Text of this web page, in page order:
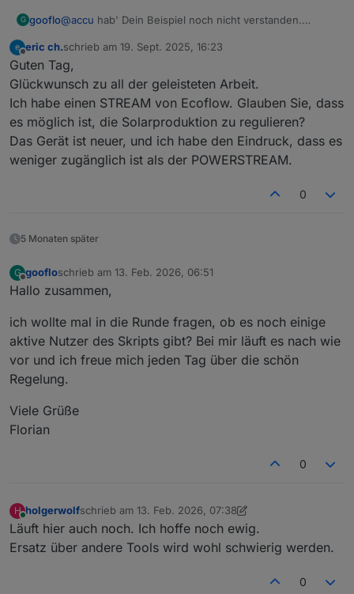
ersetzen oder korrekt zu subtrahieren.
Hausverbrauch (300 W Bezug, weil 700 W weniger
G gooflo@accu hab' Dein Beispiel noch nicht verstanden.
Überschuss eingespeist wird, wäre in Deinem Beispiel
dann -1000!
Anpassungen habe ich schon einige gemacht am Skript.
Um welche Stelle geht es? Warum passt Du es nicht
selbst an oder ist es komplizierter?
Offline
eric ch.schrieb am 19. Sept. 2025, 16:23
zuletzt editiert von
Guten Tag,
Glückwunsch zu all der geleisteten Arbeit.
Ich habe einen STREAM von Ecoflow. Glauben Sie, dass
es möglich ist, die Solarproduktion zu regulieren?
Das Gerät ist neuer, und ich habe den Eindruck, dass es
weniger zugänglich ist als der POWERSTREAM.
0
5 Monaten später
G
Offline
goofloschrieb am 13. Feb. 2026, 06:51
zuletzt editiert von
Hallo zusammen,
ich wollte mal in die Runde fragen, ob es noch einige
aktive Nutzer des Skripts gibt? Bei mir läuft es nach wie
vor und ich freue mich jeden Tag über die schön
Regelung.
Viele Grüße
Florian
0
H
Online
holgerwolfschrieb am 13. Feb. 2026, 07:38
zuletzt editiert von holgerwolf
Läuft hier auch noch. Ich hoffe noch ewig.
Ersatz über andere Tools wird wohl schwierig werden.
0